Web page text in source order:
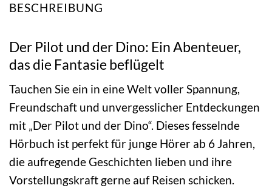
BESCHREIBUNG
Der Pilot und der Dino: Ein Abenteuer,
das die Fantasie beflügelt
Tauchen Sie ein in eine Welt voller Spannung,
Freundschaft und unvergesslicher Entdeckungen
mit „Der Pilot und der Dino“. Dieses fesselnde
Hörbuch ist perfekt für junge Hörer ab 6 Jahren,
die aufregende Geschichten lieben und ihre
Vorstellungskraft gerne auf Reisen schicken.